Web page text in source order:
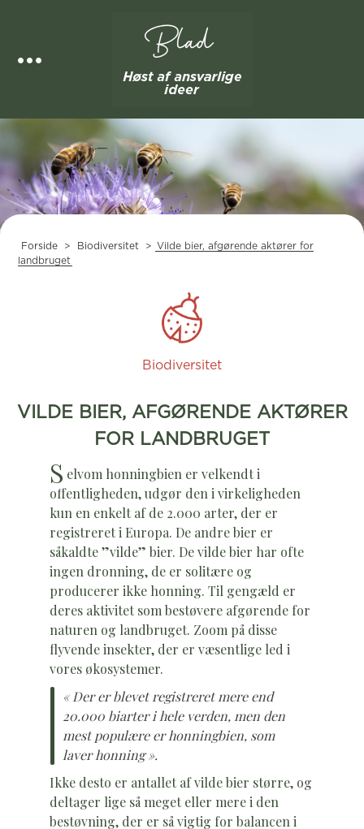
Forside > Biodiversitet >
Vilde bier, afgørende aktører for
landbruget
Biodiversitet
VILDE BIER, AFGØRENDE AKTØRER
FOR LANDBRUGET
S elvom honningbien er velkendt i
offentligheden, udgør den i virkeligheden
kun en enkelt af de 2.000 arter, der er
registreret i Europa. De andre bier er
såkaldte ”vilde” bier. De vilde bier har ofte
ingen dronning, de er solitære og
producerer ikke honning. Til gengæld er
deres aktivitet som bestøvere afgørende for
naturen og landbruget. Zoom på disse
flyvende insekter, der er væsentlige led i
vores økosystemer.
« Der er blevet registreret mere end
20.000 biarter i hele verden, men den
mest populære er honningbien, som
laver honning ».
Ikke desto er antallet af vilde bier større, og
deltager lige så meget eller mere i den
bestøvning, der er så vigtig for balancen i